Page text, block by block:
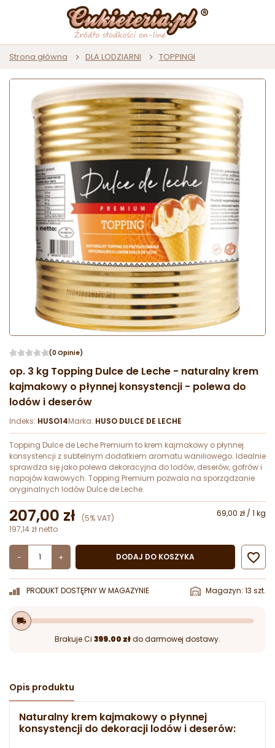
Strona główna DLA LODZIARNI TOPPINGI
(0 Opinie)
op. 3 kg Topping Dulce de Leche - naturalny krem
kajmakowy o płynnej konsystencji - polewa do
lodów i deserów
Indeks: HUSO14Marka: HUSO DULCE DE LECHE
Topping Dulce de Leche Premium to krem kajmakowy o płynnej
konsystencji z subtelnym dodatkiem aromatu waniliowego. Idealnie
sprawdza się jako polewa dekoracyjna do lodów, deserów, gofrów i
napojów kawowych. Topping Premium pozwala na sporządzanie
oryginalnych lodów Dulce de Leche.
207,00 zł (5% VAT)
69,00 zł / 1 kg
197,14 zł netto
- + DODAJ DO KOSZYKA 
PRODUKT DOSTĘPNY W MAGAZYNIE Magazyn: 13 szt.
local_shipping
Brakuje Ci 399.00 złdo darmowej dostawy.
Opis produktu
Naturalny krem kajmakowy o płynnej
konsystencji do dekoracji lodów i deserów: